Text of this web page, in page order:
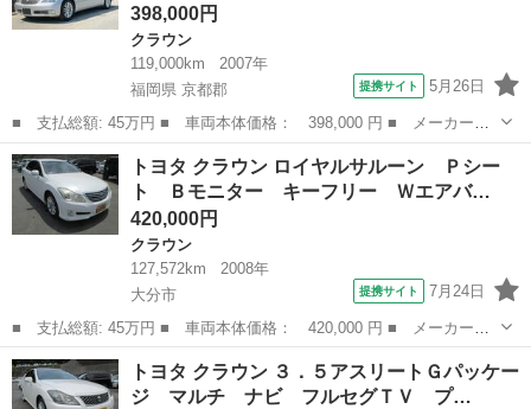
398,000円
クラウン
119,000km
2007年
福岡県 京都郡
提携サイト 5月26日
■ 支払総額: 45万円 ■ 車両本体価格： 398,000 円 ■ メーカー
名： トヨタ ■ 車種名： クラウン ■ グレード名： ロイヤルサ
ルーン 純正ナビＴＶ バックカメラ ＥＴＣ 前後ドラレコ ＨＩ
Ｄライト スマー...
福岡 京都郡 クラウン
トヨタ クラウン ロイヤルサルーン Ｐシー
ト Ｂモニター キーフリー Ｗエアバ…
420,000円
クラウン
127,572km
2008年
大分市
提携サイト 7月24日
■ 支払総額: 45万円 ■ 車両本体価格： 420,000 円 ■ メーカー
名： トヨタ ■ 車種名： クラウン ■ グレード名： ロイヤルサ
ルーン Ｐシート Ｂモニター キーフリー Ｗエアバック パワー
ステアリング エ...
大分 大分市 クラウン
トヨタ クラウン ３．５アスリートＧパッケー
ジ マルチ ナビ フルセグＴＶ プ…